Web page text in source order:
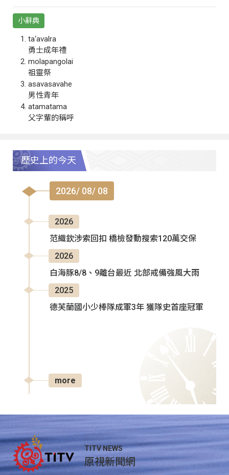
小辭典
ta‘avalra
勇士成年禮
molapangolai
祖靈祭
asavasavahe
男性青年
atamatama
父字輩的稱呼
歷史上的今天
2026/ 08/ 08
2026
范織欽涉索回扣 橋檢發動搜索120萬交保
2026
白海豚8/8、9離台最近 北部戒備強風大雨
2025
德芙蘭國小少棒隊成軍3年 獲隊史首座冠軍
more
TITV NEWS
原視新聞網